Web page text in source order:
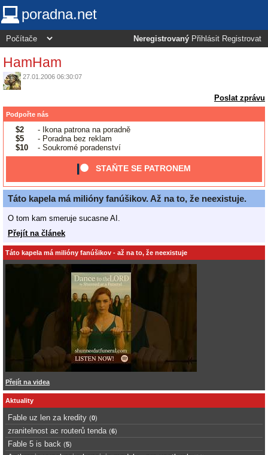
poradna.net
Neregistrovaný Přihlásit Registrovat
HamHam
27.01.2006 06:30:07
Poslat zprávu
Podpořte nás
$2
- Ikona patrona na poradně
$5
- Poradna bez reklam
$10
- Soukromé poradenství
STAŇTE SE PATRONEM
Táto kapela má milióny fanúšikov. Až na to, že neexistuje.
O tom kam smeruje sucasne AI.
Přejít na článek
Táto kapela má milióny fanúšikov - až na to, že neexistuje
Přejít na videa
Aktuality
Fable uz len za kredity (0)
zranitelnost ac routerů tenda (6)
Fable 5 is back (5)